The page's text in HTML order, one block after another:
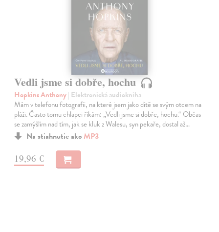
Vedli jsme si dobře, hochu
Hopkins Anthony| Elektronická audiokniha
Mám v telefonu fotografii, na které jsem jako dítě se svým otcem na
pláži. Často tomu chlapci říkám: „Vedli jsme si dobře, hochu.“ Občas
se zamýšlím nad tím, jak se kluk z Walesu, syn pekaře, dostal až…
Na stiahnutie ako MP3
19,96 €